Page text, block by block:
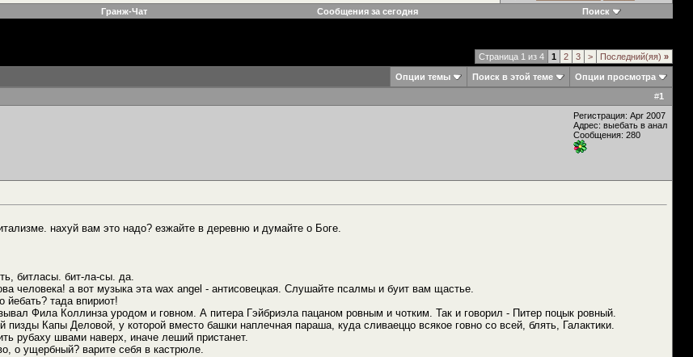
Гранж-Чат Сообщения за сегодня Поиск
Страница 1 из 4 1 2 3 > Последний(яя) »
Опции темы Поиск в этой теме
Опции просмотра
#1
Регистрация: Apr 2007
Адрес: выебать в анал
Сообщения: 280
нахуй вам это надо? езжайте в деревню и думайте о Боге.
битласы. бит-ла-сы. да.
человека! а вот музыка эта wax angel - антисовецкая. Слушайте псалмы и буит вам щастье.
тада впириот!
Фила Коллинза уродом и говном. А питера Гэйбриэла пацаном ровным и чотким. Так и говорил - Питер поцык ровный.
Капы Деловой, у которой вместо башки наплечная параша, куда сливаеццо всякое говно со всей, блять, Галактики.
рубаху швами наверх, иначе леший пристанет.
о ущербный? варите себя в кастрюле.